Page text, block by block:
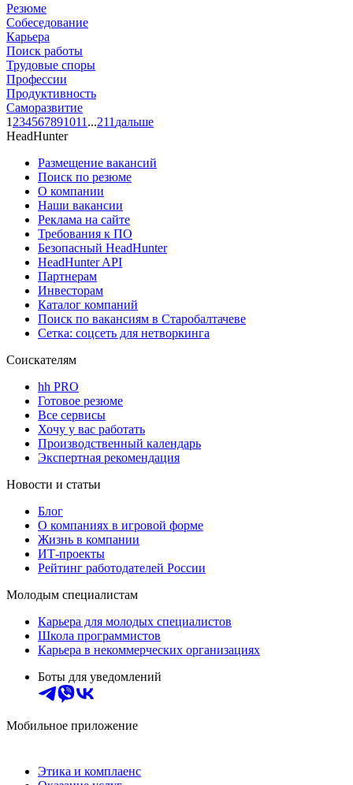
Резюме
Собеседование
Карьера
Поиск работы
Трудовые споры
Профессии
Продуктивность
Саморазвитие
1 234567891011 ...211 дальше
HeadHunter
Размещение вакансий
Поиск по резюме
О компании
Наши вакансии
Реклама на сайте
Требования к ПО
Безопасный HeadHunter
HeadHunter API
Партнерам
Инвесторам
Каталог компаний
Поиск по вакансиям в Старобалтачеве
Сетка: соцсеть для нетворкинга
Соискателям
hh PRO
Готовое резюме
Все сервисы
Хочу у вас работать
Производственный календарь
Экспертная рекомендация
Новости и статьи
Блог
О компаниях в игровой форме
Жизнь в компании
ИТ-проекты
Рейтинг работодателей России
Молодым специалистам
Карьера для молодых специалистов
Школа программистов
Карьера в некоммерческих организациях
Боты для уведомлений
Мобильное приложение
Этика и комплаенс